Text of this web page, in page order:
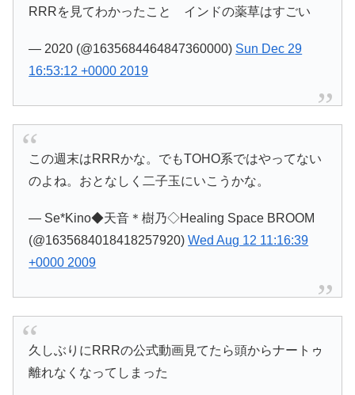
RRRを見てわかったこと インドの薬草はすごい
— 2020 (@1635684464847360000) Sun Dec 29
16:53:12 +0000 2019
この週末はRRRかな。でもTOHO系ではやってない
のよね。おとなしく二子玉にいこうかな。
— Se*Kino◆天音＊樹乃◇Healing Space BROOM
(@1635684018418257920)Wed Aug 12 11:16:39
+0000 2009
久しぶりにRRRの公式動画見てたら頭からナートゥ
離れなくなってしまった